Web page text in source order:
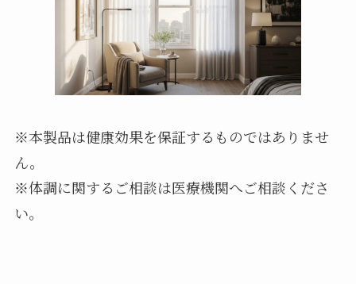
※本製品は健康効果を保証するものではありませ
ん。
※体調に関するご相談は医療機関へご相談くださ
い。